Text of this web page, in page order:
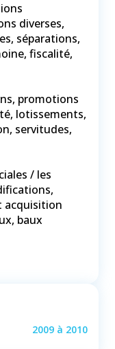
diverses,
séparations,
fiscalité,
promotions
lotissements,
servitudes,
/ les
acquisition
baux
2009 à 2010